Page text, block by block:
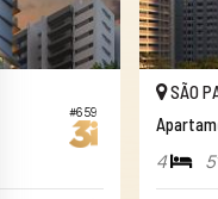
#659
SÃO
4 5